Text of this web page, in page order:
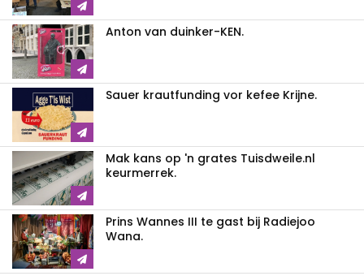
Anton van duinker-KEN.
Sauer krautfunding vor kefee Krijne.
Mak kans op 'n grates Tuisdweile.nl
keurmerrek.
Prins Wannes III te gast bij Radiejoo
Wana.